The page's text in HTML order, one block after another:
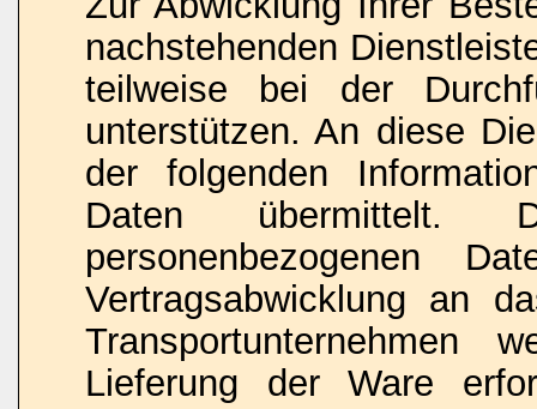
nachstehenden
teilweise bei der
unterstützen. An diese
der folgenden
Daten übermittelt.
personenbezogenen
Vertragsabwicklung an
Transportunternehmen
Lieferung der Ware